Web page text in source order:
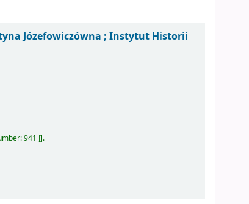
Józefowiczówna ; Instytut Historii
941 J .